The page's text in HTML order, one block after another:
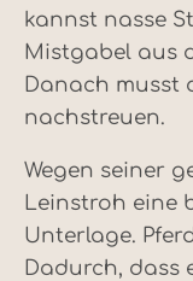
kannst nasse
Mistgabel aus
Danach musst
nachstreuen.
Wegen seiner
Leinstroh eine
Unterlage.
Dadurch, dass